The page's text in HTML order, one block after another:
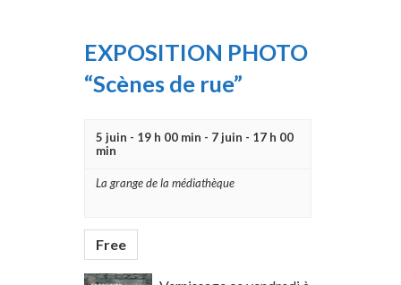
EXPOSITION PHOTO
“Scènes de rue”
5 juin - 19 h 00 min - 7 juin - 17 h 00
min
La grange de la médiathèque
Free